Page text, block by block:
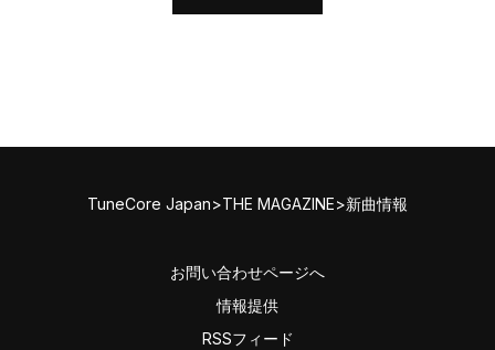
TuneCore Japan>THE MAGAZINE>新曲情報
お問い合わせページへ
情報提供
RSSフィード